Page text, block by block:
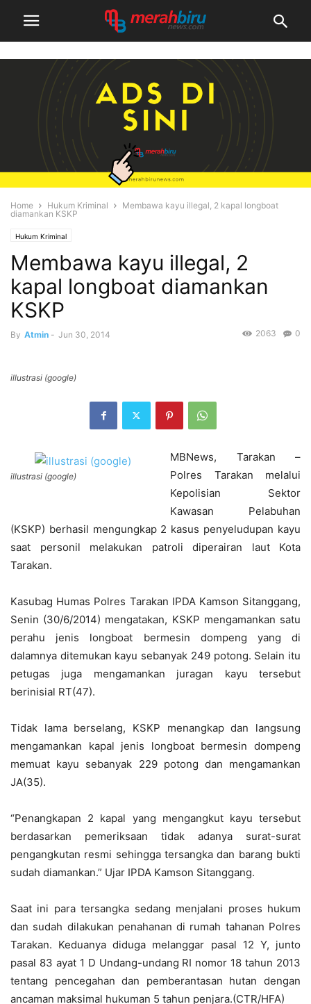
Home Hukum Kriminal
Membawa kayu illegal, 2 kapal longboat
diamankan KSKP
Hukum Kriminal
Membawa kayu illegal, 2
kapal longboat diamankan
KSKP
By Atmin - Jun 30, 2014 0
2063
illustrasi (google)
illustrasi (google)
MBNews, Tarakan –
Polres Tarakan melalui
Kepolisian Sektor
Kawasan Pelabuhan
(KSKP) berhasil mengungkap 2 kasus penyeludupan kayu
saat personil melakukan patroli diperairan laut Kota
Tarakan.
Kasubag Humas Polres Tarakan IPDA Kamson Sitanggang,
Senin (30/6/2014) mengatakan, KSKP mengamankan satu
perahu jenis longboat bermesin dompeng yang di
dalamnya ditemukan kayu sebanyak 249 potong. Selain itu
petugas juga mengamankan juragan kayu tersebut
berinisial RT(47).
Tidak lama berselang, KSKP menangkap dan langsung
mengamankan kapal jenis longboat bermesin dompeng
memuat kayu sebanyak 229 potong dan mengamankan
JA(35).
“Penangkapan 2 kapal yang mengangkut kayu tersebut
berdasarkan pemeriksaan tidak adanya surat-surat
pengangkutan resmi sehingga tersangka dan barang bukti
sudah diamankan.” Ujar IPDA Kamson Sitanggang.
Saat ini para tersangka sedang menjalani proses hukum
dan sudah dilakukan penahanan di rumah tahanan Polres
Tarakan. Keduanya diduga melanggar pasal 12 Y, junto
pasal 83 ayat 1 D Undang-undang RI nomor 18 tahun 2013
tentang pencegahan dan pemberantasan hutan dengan
ancaman maksimal hukuman 5 tahun penjara.(CTR/HFA)